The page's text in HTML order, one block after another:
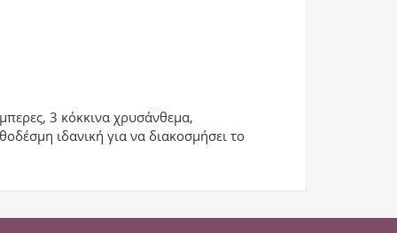
3 κόκκινα χρυσάνθεμα,
ιδανική για να διακοσμήσει το